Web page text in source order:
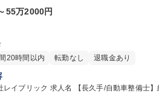
55万2000円
20時間以内
転勤なし 退職金あり
たランドローバー専門店 仕事の内容 ランドローバーとの時間と空間を、お客様